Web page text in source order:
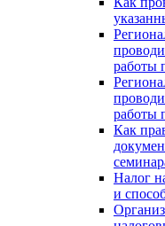
работы
работы
Как
Налог
и